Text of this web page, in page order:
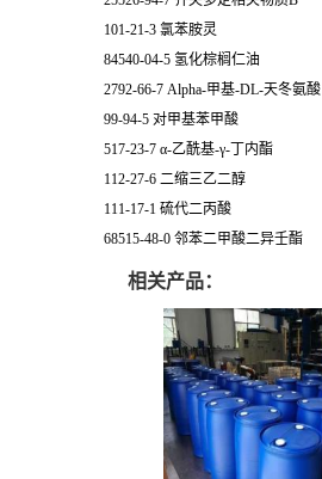
101-21-3 氯苯胺灵
84540-04-5 氢化棕榈仁油
2792-66-7 Alpha-甲基-DL-天冬氨酸
99-94-5 对甲基苯甲酸
517-23-7 α-乙酰基-γ-丁内酯
112-27-6 二缩三乙二醇
111-17-1 硫代二丙酸
68515-48-0 邻苯二甲酸二异壬酯
相关产品：